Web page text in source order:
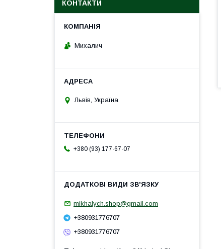
КОНТАКТИ
Михалич
Львів, Україна
+380 (93) 177-67-07
mikhalych.shop@gmail.com
+380931776707
+380931776707